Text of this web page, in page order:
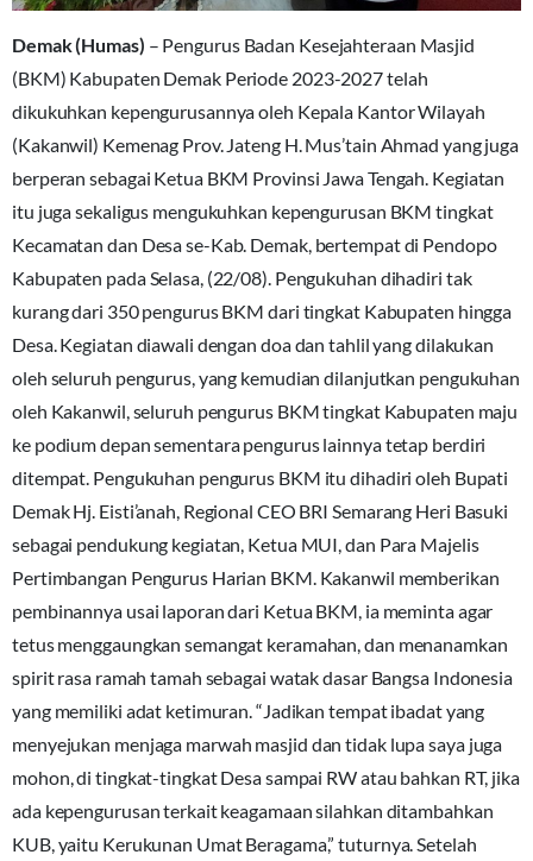
Demak (Humas) – Pengurus Badan Kesejahteraan Masjid
(BKM) Kabupaten Demak Periode 2023-2027 telah
dikukuhkan kepengurusannya oleh Kepala Kantor Wilayah
(Kakanwil) Kemenag Prov. Jateng H. Mus’tain Ahmad yang juga
berperan sebagai Ketua BKM Provinsi Jawa Tengah. Kegiatan
itu juga sekaligus mengukuhkan kepengurusan BKM tingkat
Kecamatan dan Desa se-Kab. Demak, bertempat di Pendopo
Kabupaten pada Selasa, (22/08). Pengukuhan dihadiri tak
kurang dari 350 pengurus BKM dari tingkat Kabupaten hingga
Desa. Kegiatan diawali dengan doa dan tahlil yang dilakukan
oleh seluruh pengurus, yang kemudian dilanjutkan pengukuhan
oleh Kakanwil, seluruh pengurus BKM tingkat Kabupaten maju
ke podium depan sementara pengurus lainnya tetap berdiri
ditempat. Pengukuhan pengurus BKM itu dihadiri oleh Bupati
Demak Hj. Eisti’anah, Regional CEO BRI Semarang Heri Basuki
sebagai pendukung kegiatan, Ketua MUI, dan Para Majelis
Pertimbangan Pengurus Harian BKM. Kakanwil memberikan
pembinannya usai laporan dari Ketua BKM, ia meminta agar
tetus menggaungkan semangat keramahan, dan menanamkan
spirit rasa ramah tamah sebagai watak dasar Bangsa Indonesia
yang memiliki adat ketimuran. “Jadikan tempat ibadat yang
menyejukan menjaga marwah masjid dan tidak lupa saya juga
mohon, di tingkat-tingkat Desa sampai RW atau bahkan RT, jika
ada kepengurusan terkait keagamaan silahkan ditambahkan
KUB, yaitu Kerukunan Umat Beragama,” tuturnya. Setelah